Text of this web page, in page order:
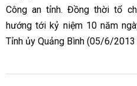
Công an tỉnh. Đồng thời tổ
hướng tới kỷ niệm 10 năm
Tỉnh ủy Quảng Bình (05/6/